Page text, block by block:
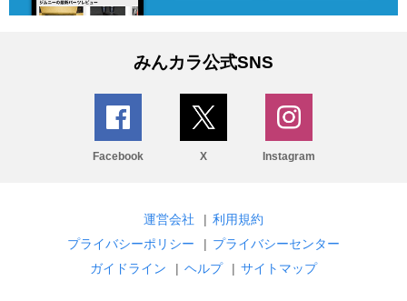
みんカラ公式SNS
Facebook X Instagram
運営会社 | 利用規約
プライバシーポリシー
| プライバシーセンター
ガイドライン
| ヘルプ | サイトマップ